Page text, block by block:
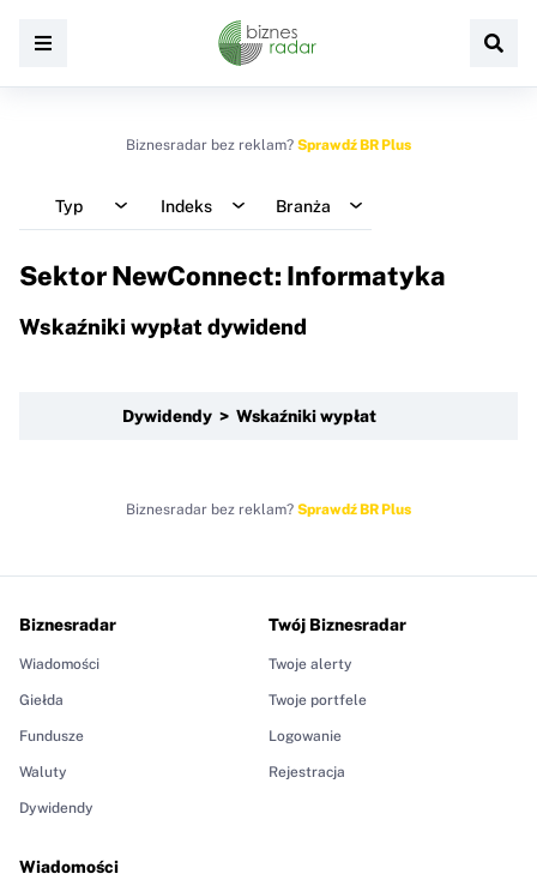
Biznesradar bez reklam? Sprawdź BR Plus
Typ Indeks Branża
Sektor NewConnect: Informatyka
Wskaźniki wypłat dywidend
Dywidendy > Wskaźniki wypłat
Biznesradar bez reklam? Sprawdź BR Plus
Biznesradar
Wiadomości
Giełda
Fundusze
Waluty
Dywidendy
Wiadomości
Twój Biznesradar
Twoje alerty
Twoje portfele
Logowanie
Rejestracja